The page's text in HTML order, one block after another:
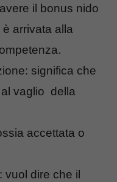
il bonus nido
arrivata alla
significa che
al vaglio della
accettata o
vuol dire che il